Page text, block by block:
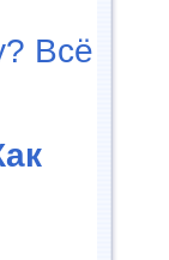
Всё